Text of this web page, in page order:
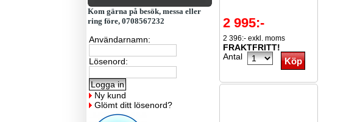
Kom gärna på besök, messa eller
ring före, 0708567232
Användarnamn:
Lösenord:
Ny kund
Glömt ditt lösenord?
2 995:-
2 396:- exkl. moms
FRAKTFRITT!
Antal